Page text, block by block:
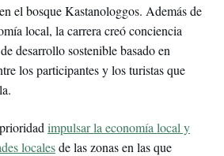
el bosque Kastanologgos. Además de
local, la carrera creó conciencia
desarrollo sostenible basado en
los participantes y los turistas que
impulsar la economía local y
localesde las zonas en las que